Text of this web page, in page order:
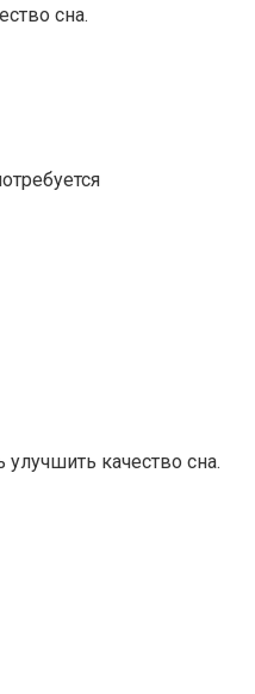
сна.
качество сна.